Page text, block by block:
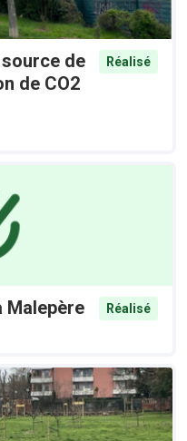
de
de CO2
Réalisé
Malepère
Réalisé